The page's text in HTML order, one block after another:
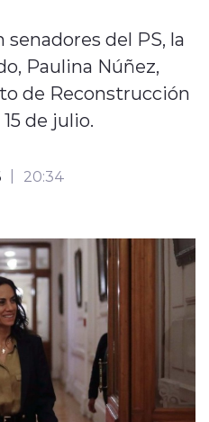
del PS, la
Paulina Núñez,
de Reconstrucción
de julio.
20:34